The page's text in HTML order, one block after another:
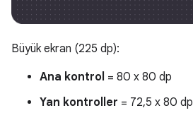
Büyük ekran (225 dp):
Ana kontrol = 80 x 80 dp
Yan kontroller = 72,5 x 80 dp